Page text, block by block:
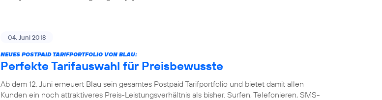
04. Juni 2018
NEUES POSTPAID TARIFPORTFOLIO VON BLAU:
Perfekte Tarifauswahl für Preisbewusste
Ab dem 12. Juni erneuert Blau sein gesamtes Postpaid Tarifportfolio und bietet damit allen
Kunden ein noch attraktiveres Preis-Leistungsverhältnis als bisher. Surfen, Telefonieren, SMS-